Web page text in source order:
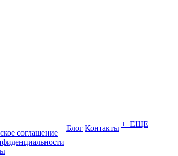
соглашение
Блог Контакты + ЕЩЕ